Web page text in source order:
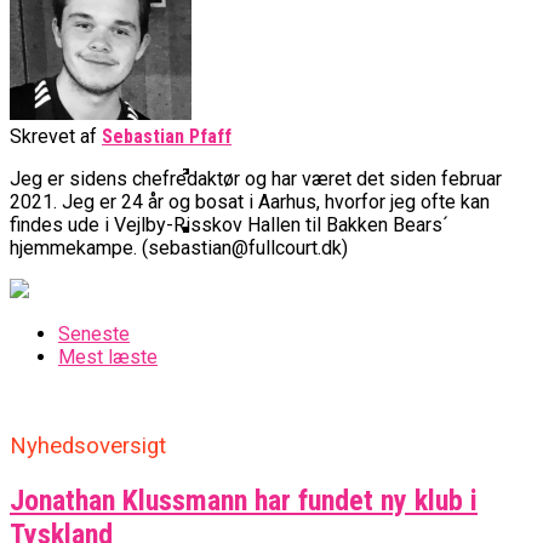
Bakken Bears Skuffede Og
Misser Champions League-
Gruppespil
Spilletid I Testkamp Mod
Portland Trail Blazers
Medie: Lebron James Vil Stå I
Spidsen For USA Ved OL 2024
Basketligaen
Medlemstal I Dansk Basket Boomer:
Fremgang For 12. År I Træk
Skrevet af Sebastian Pfaff
Jeg er sidens chefredaktør og har været det siden februar
2021. Jeg er 24 år og bosat i Aarhus, hvorfor jeg ofte kan
findes ude i Vejlby-Risskov Hallen til Bakken Bears´
hjemmekampe. (sebastian@fullcourt.dk)
Seneste
Mest læste
Nyhedsoversigt
Jonathan Klussmann har fundet ny klub i
Tyskland